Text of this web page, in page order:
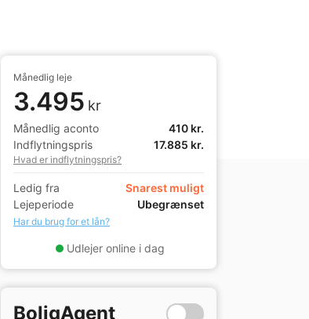
Månedlig leje
3.495 kr
Månedlig aconto
410 kr.
Indflytningspris
17.885 kr.
Hvad er indflytningspris?
Ledig fra
Snarest muligt
Lejeperiode
Ubegrænset
Har du brug for et lån?
Udlejer online i dag
BoligAgent